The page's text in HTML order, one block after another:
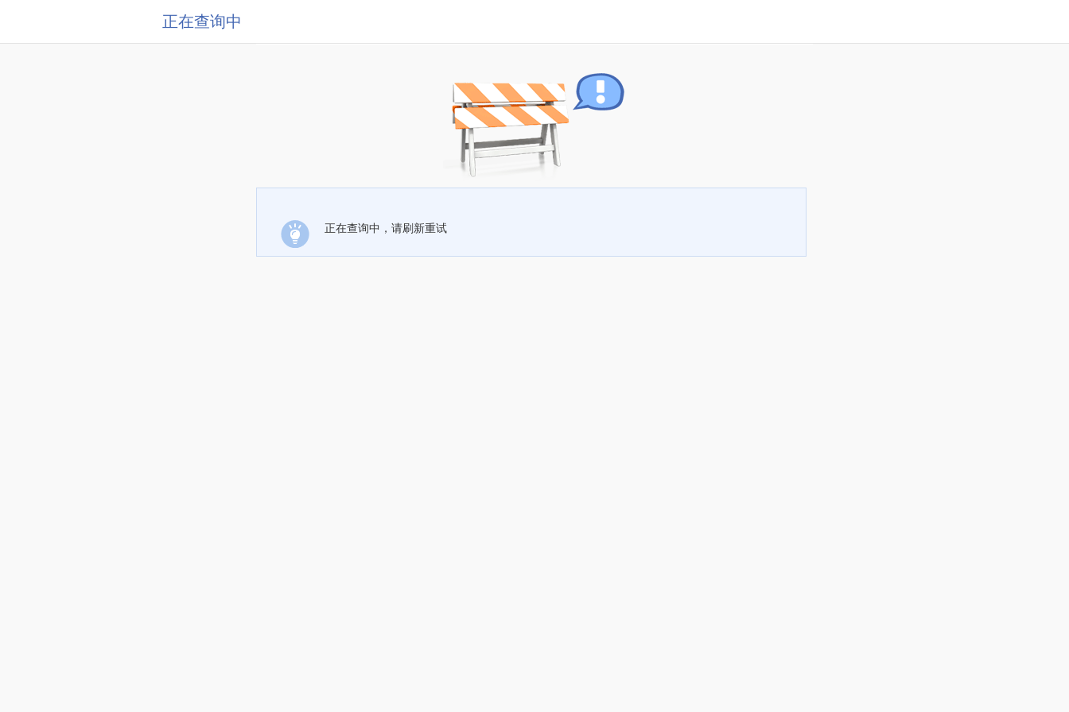
正在查询中
正在查询中，请刷新重试